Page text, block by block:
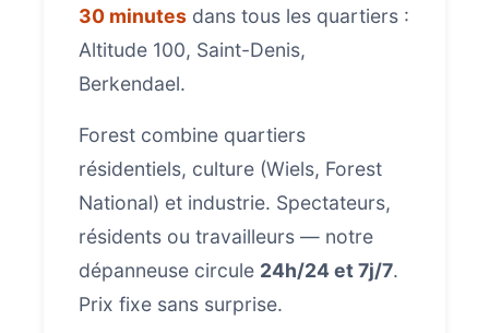
30 minutes dans tous les quartiers :
Altitude 100, Saint-Denis,
Berkendael.
Forest combine quartiers
résidentiels, culture (Wiels, Forest
National) et industrie. Spectateurs,
résidents ou travailleurs — notre
dépanneuse circule 24h/24 et 7j/7.
Prix fixe sans surprise.